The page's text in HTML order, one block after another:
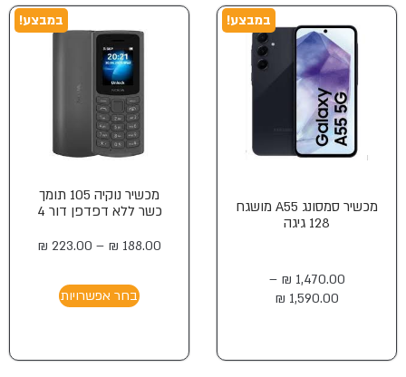
במבצע!
מכשיר סמסונג A55 מושגח
128 גיגה
₪ 1,470.00
–
₪ 1,590.00
במבצע!
מכשיר נוקיה 105 תומך
כשר ללא דפדפן דור 4
₪ 188.00
–
₪ 223.00
בחר אפשרויות